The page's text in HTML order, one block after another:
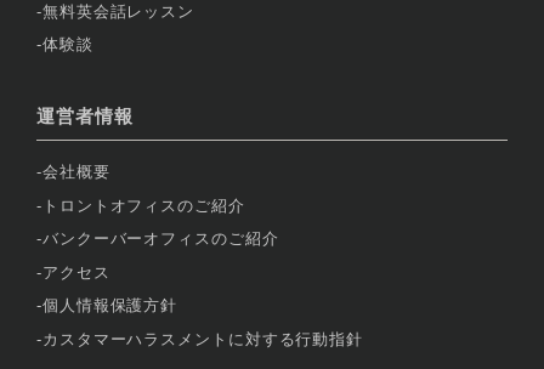
無料英会話レッスン
体験談
運営者情報
会社概要
トロントオフィスのご紹介
バンクーバーオフィスのご紹介
アクセス
個人情報保護方針
カスタマーハラスメントに対する行動指針